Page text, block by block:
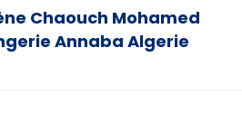
Chaouch Mohamed
Annaba Algerie